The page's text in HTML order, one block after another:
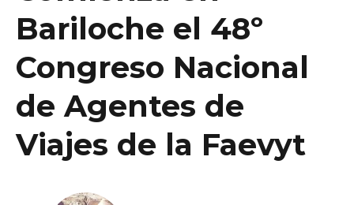
Bariloche el 48º
Congreso Nacional
de Agentes de
Viajes de la Faevyt